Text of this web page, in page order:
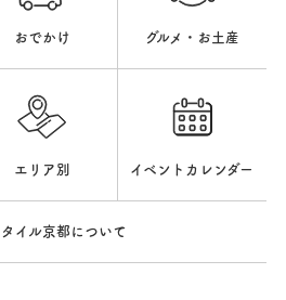
おでかけ グルメ・お土産
エリア別 イベントカレンダー
イル京都について